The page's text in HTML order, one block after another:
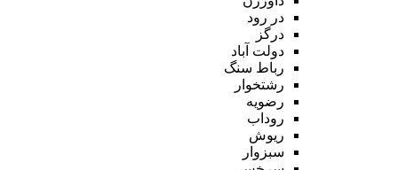
در رود
درگز
دولت آباد
رباط سنگ
رشتخوار
رضویه
روداب
ریوش
سبزوار